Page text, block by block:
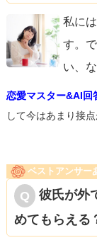
私に
す。
い、
恋愛マスター&AI回
して今はあまり接
ベストアンサー
彼氏が外
めてもらえる